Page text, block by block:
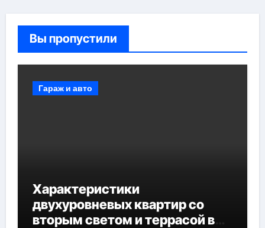
Вы пропустили
Гараж и авто
Характеристики
двухуровневых квартир со
вторым светом и террасой в